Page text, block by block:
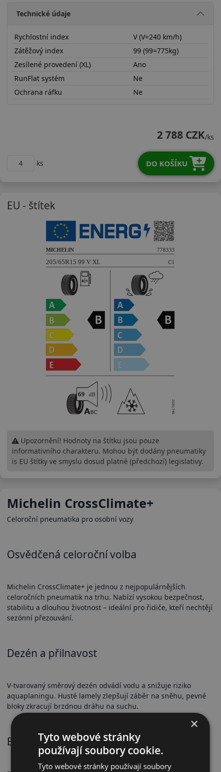
Technické údaje
Rychlostní index
V (V=240 km/h)
Zátěžový index
99 (99=775kg)
Zesílené provedení (XL)
Ano
RunFlat systém
Ne
Ochrana ráfku
Ne
2 788 CZK/ks
ks DO KOŠÍKU
Michelin CrossClimate+
Celoroční pneumatika pro osobní vozy
Osvědčená celoroční volba
Michelin CrossClimate+ je jednou z nejpopulárnějších
celoročních pneumatik na trhu. Nabízí vysokou bezpečnost,
stabilitu a dlouhou životnost – ideální pro řidiče, kteří nechtějí
sezónní přezouvání.
Dezén a přilnavost
V-tvarovaný směrový dezén odvádí vodu a snižuje riziko
aquaplaningu. Husté lamely zlepšují záběr na sněhu, pevné
bloky zkracují brzdnou dráhu na suchu.
Bezpečnostní vlastnosti
EU - štítek
Upozornění! Hodnoty na štítku jsou pouze
informativního charakteru. Mohou být dodány pneumatiky
is EU štítky ve smyslu dosud platné (předchozí) legislativy.
×
Tyto webové stránky
používají soubory cookie.
Tyto webové stránky používají soubory